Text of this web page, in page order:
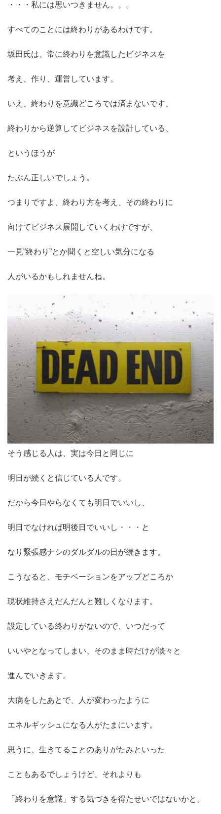
・・・私には思いつきません。。。
すべてのことには終わりがあるわけです。
坂田氏は、 常に終わりを意識したビジネスを
考え、作り、運営しています。
いえ、終わりを意識どころでは済まないです、
終わりから逆算してビジネスを設計している、
というほうが
たぶん正しいでしょう。
つまりですよ、終わり方を考え、その終わりに
向けてビジネス展開していくわけですが、
一見”終わり”とか聞くと空しい気分になる
人がいるかもしれませんね。
そう感じる人は、実は今日と同じに
明日が続くと信じている人です。
だから今日やらなくても明日でいいし、
明日でなければ明後日でいいし・・・と
なり緊張感ナシのダルダルの日が続きます。
こうなると、モチベーションをアップどころか
現状維持さえだんだんと難しくなります。
設定している終わりがないので、いつだって
いいやとなってしまい、そのまま時だけが淡々と
進んでいきます。
大病をしたあとで、人が変わったように
エネルギッシュになる人がたまにいます。
思うに、生きてることのありがたみといった
こともあるでしょうけど、それよりも
「終わりを意識」する気づきを得たせいではないかと。